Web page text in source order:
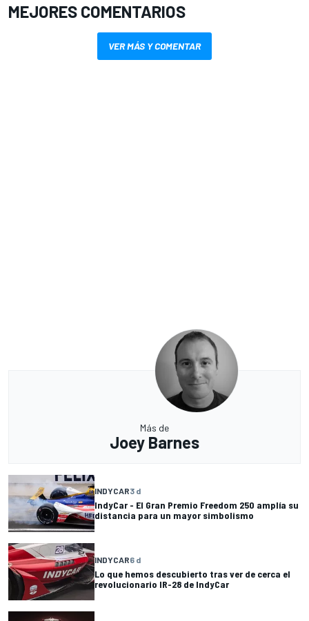
MEJORES COMENTARIOS
VER MÁS Y COMENTAR
Más de
Joey Barnes
INDYCAR3 d
IndyCar - El Gran Premio Freedom 250 amplía su
distancia para un mayor simbolismo
INDYCAR6 d
Lo que hemos descubierto tras ver de cerca el
revolucionario IR-28 de IndyCar